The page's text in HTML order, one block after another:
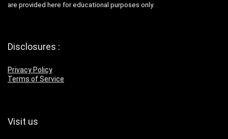
are provided here for educational purposes only.
Disclosures :
Privacy Policy
Terms of Service
Visit us